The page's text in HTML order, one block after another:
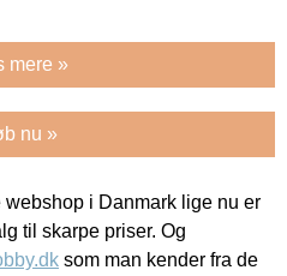
mere »
nu »
i Danmark lige nu er
til skarpe priser. Og
som man kender fra de